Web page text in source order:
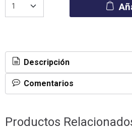
Descripción
Comentarios
Productos